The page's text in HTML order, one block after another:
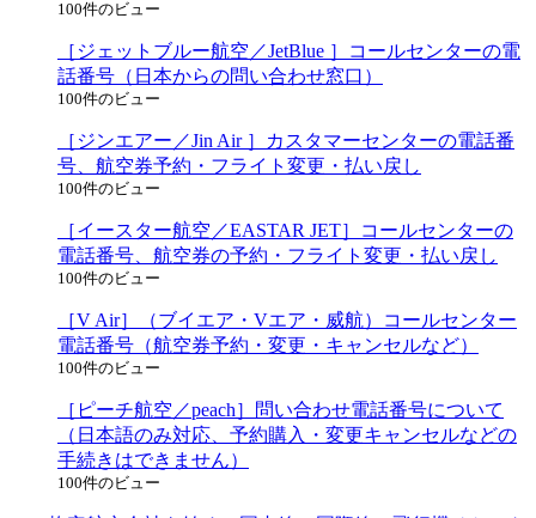
100件のビュー
［ジェットブルー航空／JetBlue ］コールセンターの電
話番号（日本からの問い合わせ窓口）
100件のビュー
［ジンエアー／Jin Air ］カスタマーセンターの電話番
号、航空券予約・フライト変更・払い戻し
100件のビュー
［イースター航空／EASTAR JET］コールセンターの
電話番号、航空券の予約・フライト変更・払い戻し
100件のビュー
［V Air］（ブイエア・Vエア・威航）コールセンター
電話番号（航空券予約・変更・キャンセルなど）
100件のビュー
［ピーチ航空／peach］問い合わせ電話番号について
（日本語のみ対応、予約購入・変更キャンセルなどの
手続きはできません）
100件のビュー